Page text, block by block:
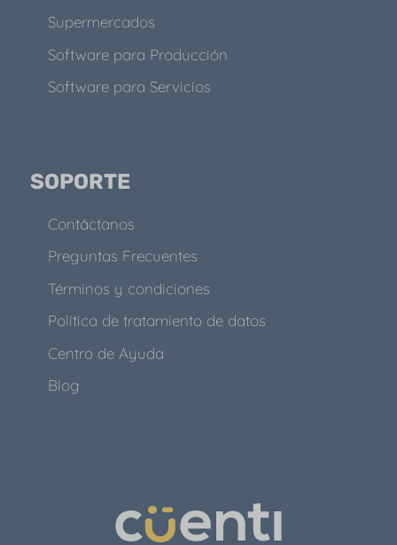
Supermercados
Software para Producción
Software para Servicios
SOPORTE
Contáctanos
Preguntas Frecuentes
Términos y condiciones
Política de tratamiento de datos
Centro de Ayuda
Blog